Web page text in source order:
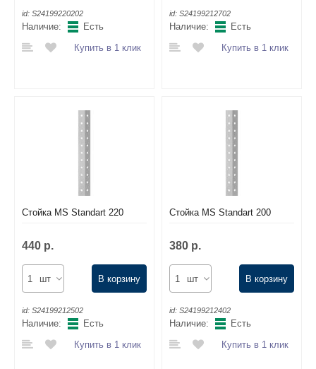
id: S24199220202
Наличие:
Есть
Купить в 1 клик
id: S24199212702
Наличие:
Есть
Купить в 1 клик
Стойка MS Standart 220
440 р.
шт В корзину
id: S24199212502
Наличие:
Есть
Купить в 1 клик
Стойка MS Standart 200
380 р.
шт В корзину
id: S24199212402
Наличие:
Есть
Купить в 1 клик